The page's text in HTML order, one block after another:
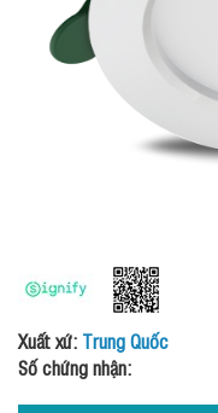
Xuất xứ: Trung Quốc
Số chứng nhận: